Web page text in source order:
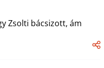
Zsolti bácsizott, ám